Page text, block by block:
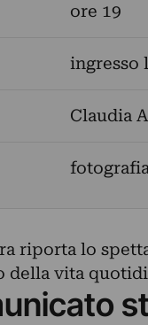
ore 19
ingresso
Claudia
riporta lo
della vita